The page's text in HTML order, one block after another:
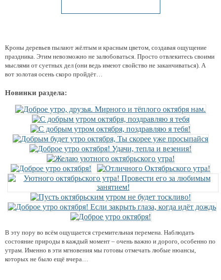
Кроны деревьев пылают жёлтым и красным цветом, создавая ощущение
праздника. Этим невозможно не залюбоваться. Просто отвлекитесь своими
мыслями от суетных дел (они ведь имеют свойство не заканчиваться). А
вот золотая осень скоро пройдёт…
Новинки раздела:
В эту пору во всём ощущается стремительная перемена. Наблюдать
состояние природы в каждый момент – очень важно и дорого, особенно по
утрам. Именно в эти мгновения мы готовы отмечать любые нюансы,
которых не было ещё вчера…